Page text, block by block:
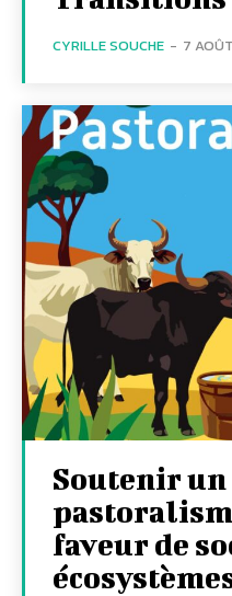
CYRILLE SOUCHE - 7
Soutenir un
faveur de